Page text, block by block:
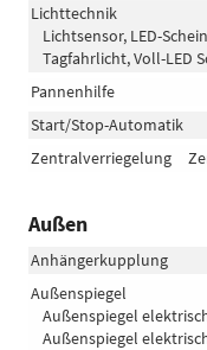
Lichttechnik
Lichtsensor, LED-
Tagfahrlicht, Voll-LED
Pannenhilfe
Start/Stop-Automatik
Zentralverriegelung
Außen
Anhängerkupplung
Außenspiegel
Außenspiegel
Außenspiegel